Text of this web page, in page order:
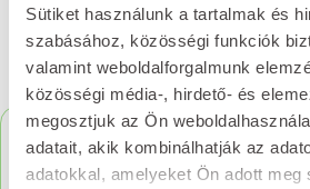
Sütiket használunk a tartalmak és
szabásához, közösségi funkciók
valamint weboldalforgalmunk
közösségi média-, hirdető- és
megosztjuk az Ön
adatait, akik kombinálhatják az
adatokkal, amelyeket Ön adott meg
Kapcsolódó